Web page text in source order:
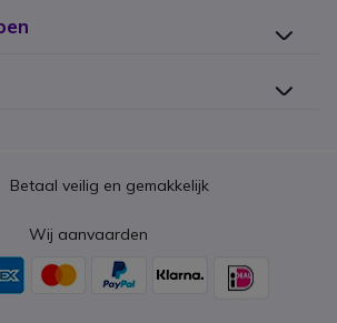
Icon
Betaal veilig en gemakkelijk
Wij aanvaarden